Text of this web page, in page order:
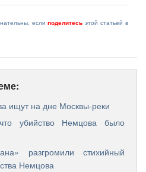
еслиподелитесь этой статьей в
ищут на дне Москвы-реки
убийство Немцова было
разгромили стихийный
Немцова